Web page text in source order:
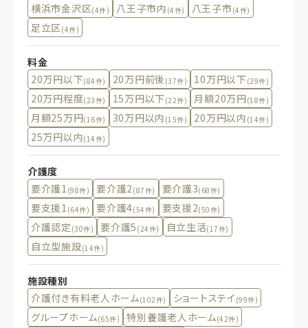
横浜市金沢区(4件) 八王子市内 (4件) 八王子市 (4件)
足立区(4件)
料金
20万円以下(84件) 20万円前後 (37件) 10万円以下 (29件)
20万円程度(23件) 15万円以下 (22件) 月額20万円(18件)
月額25万円(16件) 30万円以内 (15件) 20万円以内 (14件)
25万円以内(14件)
介護度
要介護1 (98件) 要介護2 (87件) 要介護3(68件)
要支援1 (64件) 要介護4(54件) 要支援2(50件)
介護認定 (30件) 要介護5 (24件) 自立生活(17件)
自立型施設(14件)
施設種別
介護付き有料老人ホーム(102件) ショートステイ (99件)
グループホーム(65件) 特別養護老人ホーム(42件)